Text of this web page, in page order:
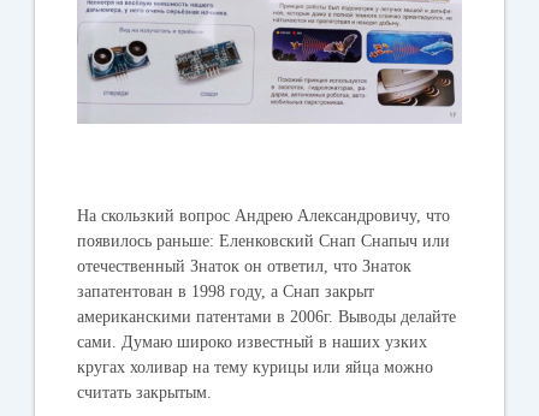
На скользкий вопрос Андрею Александровичу, что
появилось раньше: Еленковский Снап Снапыч или
отечественный Знаток он ответил, что Знаток
запатентован в 1998 году, а Снап закрыт
американскими патентами в 2006г. Выводы делайте
сами. Думаю широко известный в наших узких
кругах холивар на тему курицы или яйца можно
считать закрытым.